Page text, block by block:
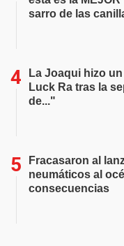
sarro de las
La Joaqui hizo
Luck Ra tras la
de..."
Fracasaron al
neumáticos al
consecuencias